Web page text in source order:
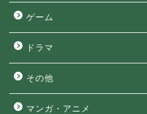
ゲーム
ドラマ
その他
マンガ・アニメ